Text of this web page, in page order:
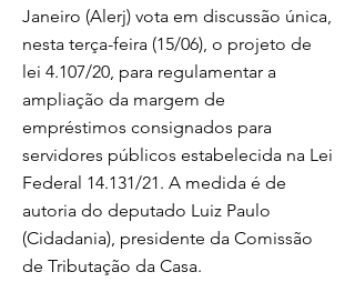
Janeiro (Alerj) vota em discussão única,
nesta terça-feira (15/06), o projeto de
lei 4.107/20, para regulamentar a
ampliação da margem de
empréstimos consignados para
servidores públicos estabelecida na Lei
Federal 14.131/21. A medida é de
autoria do deputado Luiz Paulo
(Cidadania), presidente da Comissão
de Tributação da Casa.